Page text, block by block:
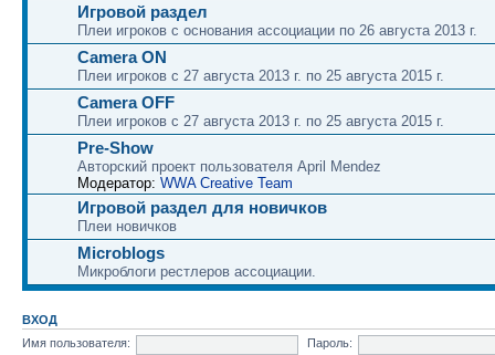
Игровой раздел
Плеи игроков с основания ассоциации по 26 августа 2013 г.
Camera ON
Плеи игроков с 27 августа 2013 г. по 25 августа 2015 г.
Camera OFF
Плеи игроков с 27 августа 2013 г. по 25 августа 2015 г.
Pre-Show
Авторский проект пользователя April Mendez
Модератор: WWA Creative Team
Игровой раздел для новичков
Плеи новичков
Microblogs
Микроблоги рестлеров ассоциации.
ВХОД
Имя пользователя:
Пароль: